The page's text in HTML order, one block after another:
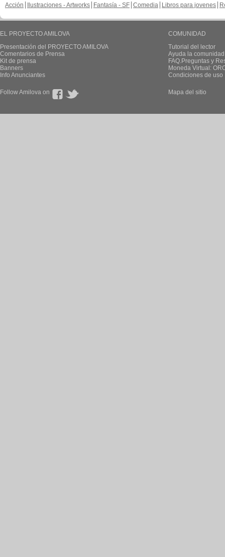
Acción
Ilustraciones - Artworks Fantasía - SF Comedia Libros para jovenes
EL PROYECTO AMILOVA
Presentación del PROYECTO AMILOVA
Comentarios de Prensa
Kit de prensa
Banners
Info Anunciantes
COMUNIDAD
Tutorial del lector
Ayuda la
FAQ.Preguntas y
Moneda Virtual:
Condiciones de uso
Follow Amilova on Mapa del sitio